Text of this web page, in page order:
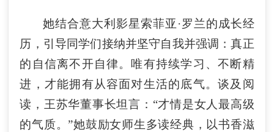
她结合意大利影星索菲亚 ·罗兰的成长经
历，引导同学们接纳并坚守自我并强调：真正
的自信离不开自律。唯有持续学习、不断精
进，才能拥有从容面对生活的底气。谈及阅
读，王苏华董事长坦言： “才情是女人最高级
的气质。”她鼓励女师生多读经典，以书香滋